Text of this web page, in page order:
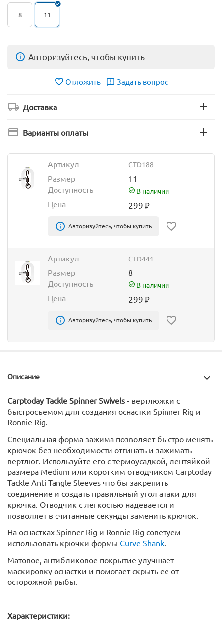
8 11
Авторизуйтесь, чтобы купить
Отложить Задать вопрос
Доставка
Варианты оплаты
Артикул CTD188
Размер
11
Доступность
В наличии
Цена 299₽
Авторизуйтесь, чтобы купить
Артикул CTD441
Размер
8
Доступность
В наличии
Цена 299₽
Авторизуйтесь, чтобы купить
Описание
Carptoday Tackle Spinner Swivels - вертлюжки с
быстросъемом для создания оснастки Spinner Rig и
Ronnie Rig.
Специальная форма зажима позволяет быстро менять
крючок без необходимости отгинать и зажимать
вертлюг. Используйте его с термоусадкой, лентяйкой
размера Medium или коротким отводчиком Carptoday
Tackle Anti Tangle Sleeves что бы закрепить
соединение и создать правильный угол атаки для
крючка. Отводчик с легкостью надевается и
позволяет в считанные секунды заменить крючок.
На оснастках Spinner Rig и Ronnie Rig советуем
использовать крючки формы Curve Shank
Матовое, антибликовое покрытие улучшает
маскировку оснастки и помогает скрыть ее от
осторожной рыбы.
Характеристики: